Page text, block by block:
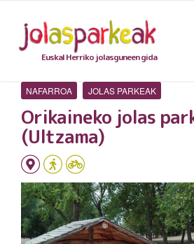
Euskal Herriko jolasguneen gida
NAFARROA JOLAS PARKEAK
Orikaineko jolas
(Ultzama)